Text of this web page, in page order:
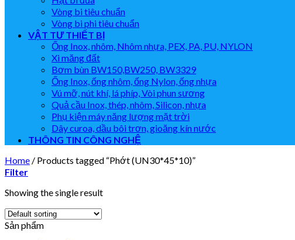
Vòng bi tiêu chuẩn
Vòng bi phi tiêu chuẩn
VẬT TƯ THIẾT BỊ
Ống Inox, nhôm, Nhôm nhựa, PEX, PA, PU, NYLON
Xi măng đất
Bơm bùn BW150,BW250, BW3329
Ống Inox, ống nhôm, ống Nylon, ống nhựa
Vú mỡ, nút khí, lá phíp, Vòi phun sương
Quả cầu Inox, thép, nhôm, Silicon, nhựa
Phụ kiện máy năng lượng mặt trời
Dây curoa, dầu bôi trơn, gioăng kín nước
THÔNG TIN CÔNG NGHỆ
Home / Products tagged “Phớt (UN30*45*10)”
Filter
Showing the single result
Sản phẩm